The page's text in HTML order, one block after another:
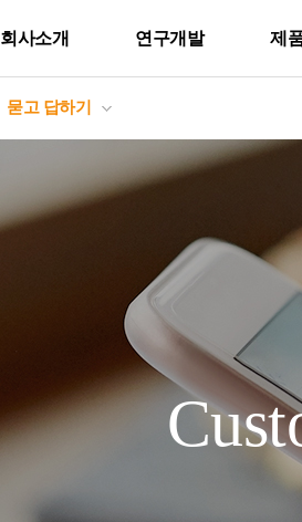
회사소개 연구개발 제
묻고 답하기